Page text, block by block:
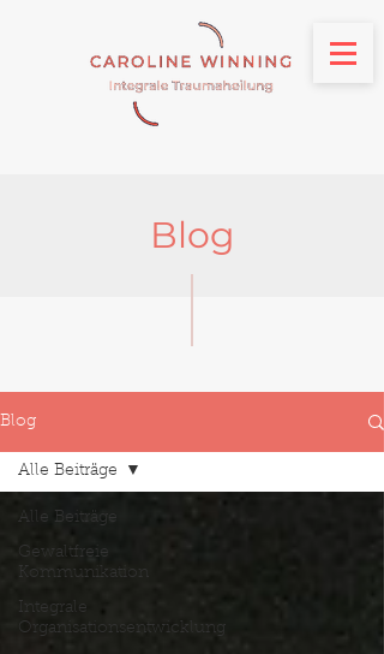
Blog
Blog
Alle Beiträge
Gewaltfreie
Kommunikation
Integrale
Organisationsentwicklung
Alle Beiträge